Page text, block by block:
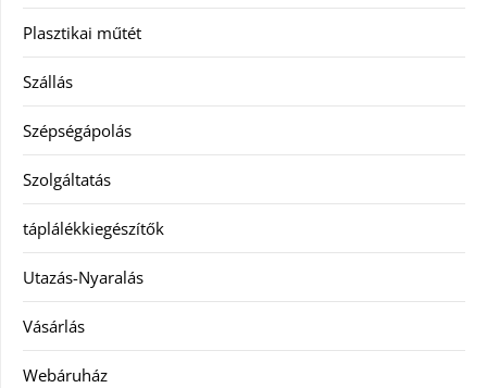
Plasztikai műtét
Szállás
Szépségápolás
Szolgáltatás
táplálékkiegészítők
Utazás-Nyaralás
Vásárlás
Webáruház